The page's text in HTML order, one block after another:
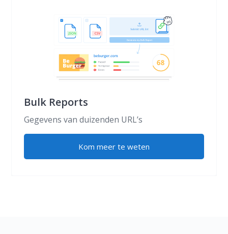
Bulk Reports
Gegevens van duizenden URL’s
Kom meer te weten